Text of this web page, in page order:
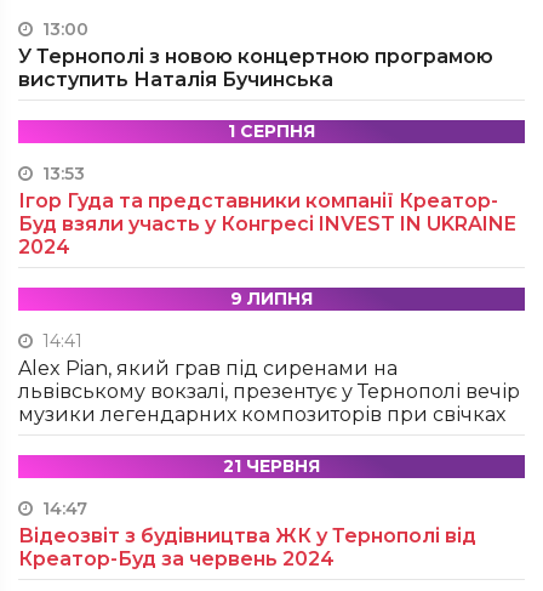
13:00
У Тернополі з новою концертною програмою
виступить Наталія Бучинська
1 СЕРПНЯ
13:53
Ігор Гуда та представники компанії Креатор-
Буд взяли участь у Конгресі INVEST IN UKRAINE
2024
9 ЛИПНЯ
14:41
Alex Pian, який грав під сиренами на
львівському вокзалі, презентує у Тернополі вечір
музики легендарних композиторів при свічках
21 ЧЕРВНЯ
14:47
Відеозвіт з будівництва ЖК у Тернополі від
Креатор-Буд за червень 2024